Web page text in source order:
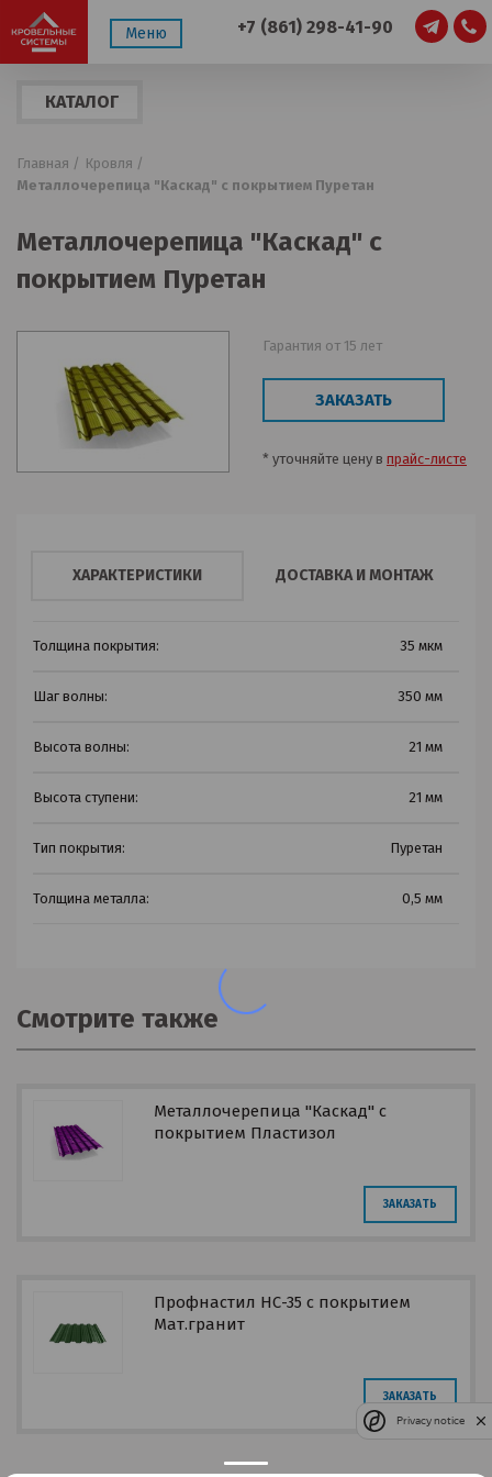
Меню +7 (861) 298-41-90
КАТАЛОГ
Главная / Кровля /
Металлочерепица "Каскад" с покрытием Пуретан
Металлочерепица "Каскад" с
покрытием Пуретан
Гарантия от 15 лет
ЗАКАЗАТЬ
* уточняйте цену в прайс-листе
ХАРАКТЕРИСТИКИ ДОСТАВКА И МОНТАЖ
Толщина покрытия: 35 мкм
Шаг волны: 350 мм
Высота волны: 21 мм
Высота ступени: 21 мм
Тип покрытия: Пуретан
Толщина металла: 0,5 мм
Смотрите также
Металлочерепица "Каскад" с
покрытием Пластизол
ЗАКАЗАТЬ
Профнастил НС-35 с покрытием
Мат.гранит
ЗАКАЗАТЬ
Privacy notice